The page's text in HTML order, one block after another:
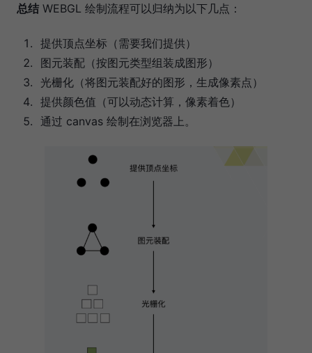
总结 WEBGL 绘制流程可以归纳为以下几点：
提供顶点坐标（需要我们提供）
图元装配（按图元类型组装成图形）
光栅化（将图元装配好的图形，生成像素点）
提供颜色值（可以动态计算，像素着色）
通过 canvas 绘制在浏览器上。